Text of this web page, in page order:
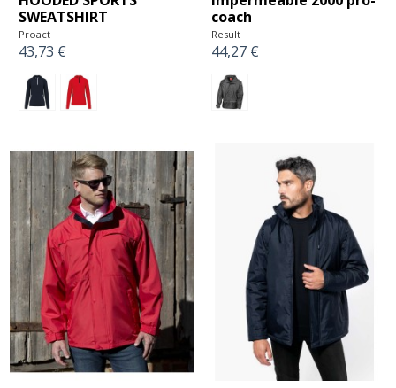
SWEATSHIRT
Proact
43,73 €
coach
Result
44,27 €